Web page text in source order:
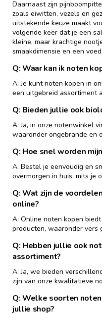
Daarnaast zijn
zoals eiwitten, vezels en
uitstekende keuze maakt
volgende keer dat je een
kleine, maar krachtige
smaakdimensie en een
Q: Waar kan ik noten
A: Je kunt noten kopen in
een uitgebreid assortiment
Q: Bieden jullie ook
A: Ja, in onze notenwinkel
waaronder ongebrande en
Q: Hoe snel worden
A: Bestel je eenvoudig en
overmorgen in huis, mits je
Q: Wat zijn de
online?
A: Online noten kopen
producten, waaronder vers
Q: Hebben jullie ook
assortiment?
A: Ja, we bieden
zijn van onze kwalitatieve
Q: Welke soorten
jullie shop?